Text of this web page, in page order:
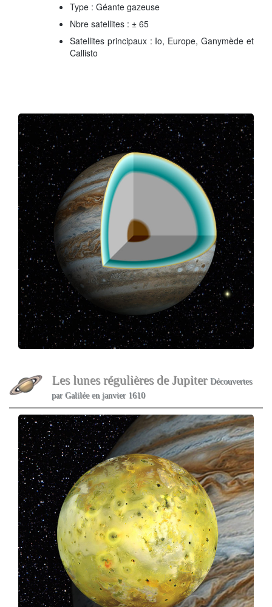
Type : Géante gazeuse
Nbre satellites : ± 65
Satellites principaux : Io, Europe, Ganymède et
Callisto
Les lunes régulières de Jupiter Découvertes
par Galilée en janvier 1610